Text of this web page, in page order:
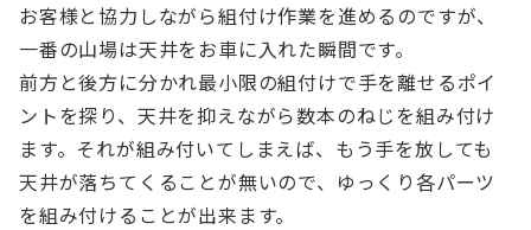
お客様と協力しながら組付け作業を進めるのですが、
一番の山場は天井をお車に入れた瞬間です。
前方と後方に分かれ最小限の組付けで手を離せるポイ
ントを探り、天井を抑えながら数本のねじを組み付け
ます。それが組み付いてしまえば、もう手を放しても
天井が落ちてくることが無いので、ゆっくり各パーツ
を組み付けることが出来ます。